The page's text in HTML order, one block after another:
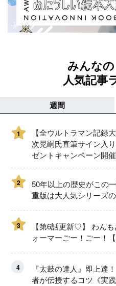
みんな
人気記事
週間
1
【全ウルトラマン記録
次晃嗣氏直筆サイン入
ゼントキャンペーン開催
2
50年以上の歴史がこの
重版は大人気シリーズ
3
【第6話更新♡】 わん
ォーマーごー！ごー！【
4
『太鼓の達人』即上
者が伝授するコツ《実践